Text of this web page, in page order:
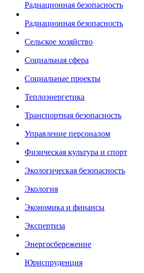
Радиационная безопасность
Радиационная безопасность
Сельское хозяйство
Социальная сфера
Социальные проекты
Теплоэнергетика
Транспортная безопасность
Управление персоналом
Физическая культура и спорт
Экологическая безопасность
Экология
Экономика и финансы
Экспертиза
Энергосбережение
Юриспруденция